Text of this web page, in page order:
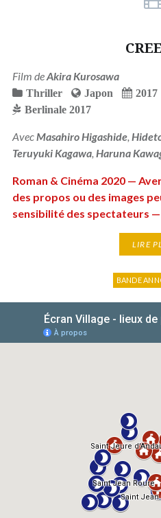
Film deAkira Kurosawa
Thriller Japon 2017
Berlinale 2017
AvecMasahiro Higashide,
Teruyuki Kagawa, Haruna
Roman & Cinéma 2020 —
des propos ou des images
sensibilité des spectateurs
LIRE
BANDE